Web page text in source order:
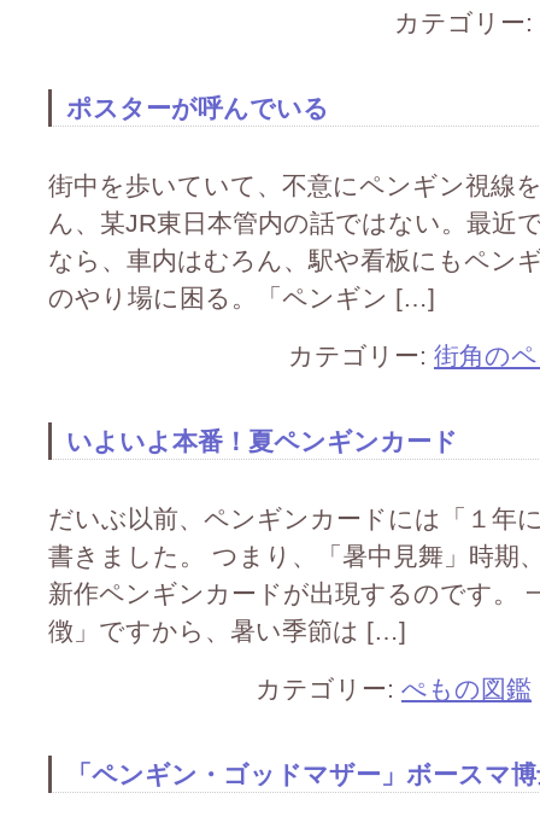
カテゴリー:
ポスターが呼んでいる
街中を歩いていて、不意にペンギン視線
ん、某JR東日本管内の話ではない。最近
なら、車内はむろん、駅や看板にもペン
のやり場に困る。「ペンギン […]
カテゴリー: 街角の
いよいよ本番！夏ペンギンカード
だいぶ以前、ペンギンカードには「１年
書きました。 つまり、「暑中見舞」時期
新作ペンギンカードが出現するのです。
徴」ですから、暑い季節は […]
カテゴリー: ぺもの図鑑
「ペンギン・ゴッドマザー」ボースマ